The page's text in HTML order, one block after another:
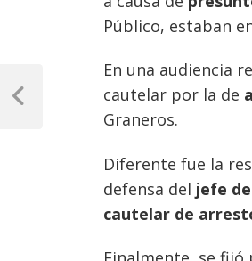
Público, estaban
En una audiencia
cautelar por la de
Graneros.
Diferente fue la
defensa del jefe
cautelar de
Navegación
de
Previous